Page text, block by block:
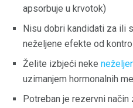
apsorbuje u krvotok)
Nisu dobri kandidati za ili
neželjene efekte od
Želite izbjeći neke
uzimanjem hormonalnih
Potreban je rezervni način